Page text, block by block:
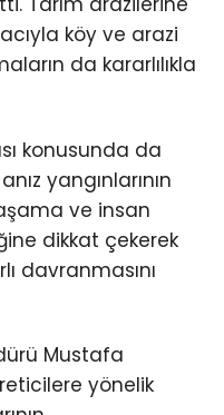
köy ve arazi
da kararlılıkla
konusunda da
yangınlarının
ve insan
dikkat çekerek
davranmasını
Mustafa
yönelik